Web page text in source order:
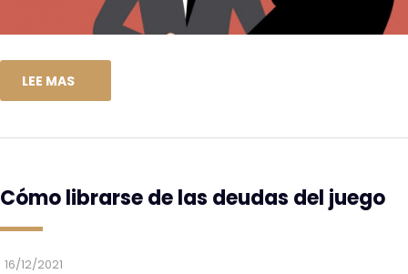
LEE MAS
Cómo librarse de las deudas del juego
16/12/2021